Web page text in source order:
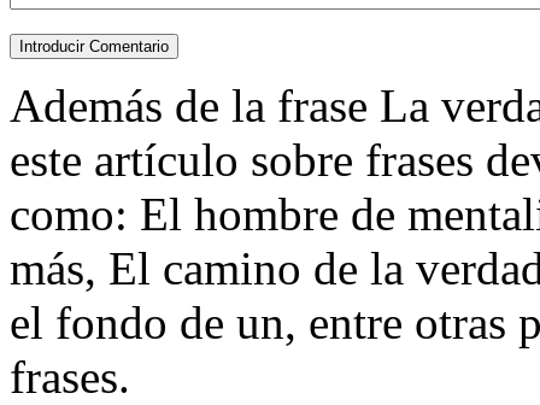
Además de la frase La
este artículo sobre frases
como: El hombre de
más, El camino de la
el fondo de un, entre otras
frases.